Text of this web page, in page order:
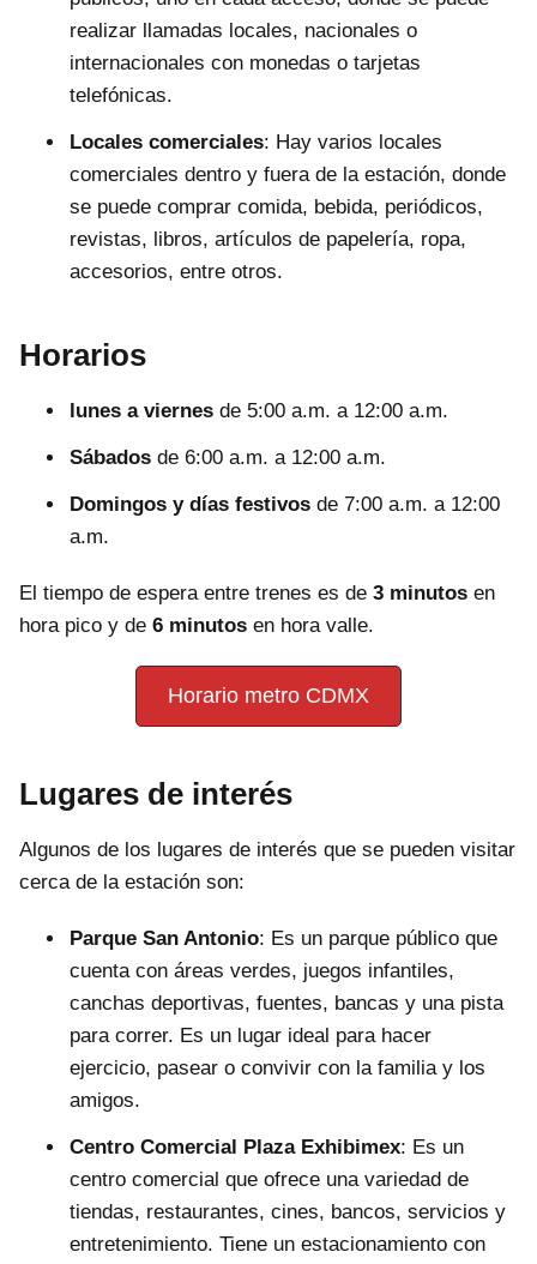
realizar llamadas locales, nacionales o
internacionales con monedas o tarjetas
telefónicas.
Locales comerciales: Hay varios locales
comerciales dentro y fuera de la estación, donde
se puede comprar comida, bebida, periódicos,
revistas, libros, artículos de papelería, ropa,
accesorios, entre otros.
Horarios
lunes a viernes de 5:00 a.m. a 12:00 a.m.
Sábados de 6:00 a.m. a 12:00 a.m.
Domingos y días festivos de 7:00 a.m. a 12:00
a.m.
El tiempo de espera entre trenes es de 3 minutos en
hora pico y de 6 minutos en hora valle.
Horario metro CDMX
Lugares de interés
Algunos de los lugares de interés que se pueden visitar
cerca de la estación son:
Parque San Antonio: Es un parque público que
cuenta con áreas verdes, juegos infantiles,
canchas deportivas, fuentes, bancas y una pista
para correr. Es un lugar ideal para hacer
ejercicio, pasear o convivir con la familia y los
amigos.
Centro Comercial Plaza Exhibimex: Es un
centro comercial que ofrece una variedad de
tiendas, restaurantes, cines, bancos, servicios y
entretenimiento. Tiene un estacionamiento con